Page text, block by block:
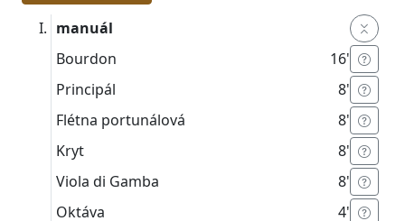
manuál
Bourdon
16'
Principál
8'
Flétna portunálová
8'
Kryt
8'
Viola di Gamba
8'
Oktáva
4'